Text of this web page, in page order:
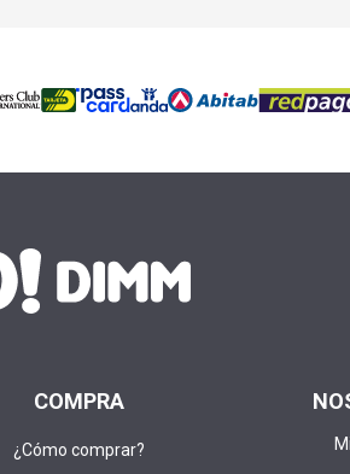
COMPRA
¿Cómo comprar?